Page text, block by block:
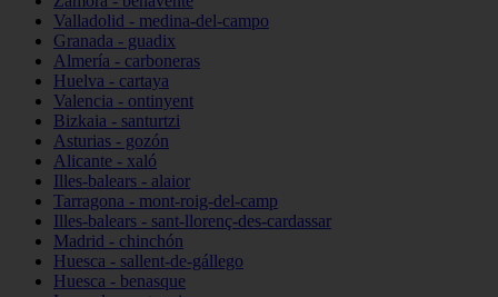
Valladolid - medina-del-campo
Granada - guadix
Almería - carboneras
Huelva - cartaya
Valencia - ontinyent
Bizkaia - santurtzi
Asturias - gozón
Alicante - xaló
Illes-balears - alaior
Tarragona - mont-roig-del-camp
Illes-balears - sant-llorenç-des-cardassar
Madrid - chinchón
Huesca - sallent-de-gállego
Huesca - benasque